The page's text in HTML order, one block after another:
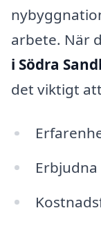
arbete. När
i Södra
det viktigt